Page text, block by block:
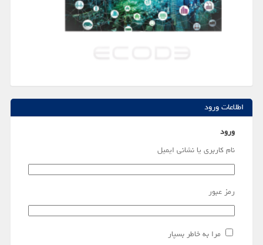
اطلاعات ورود
ورود
نام کاربری یا نشانی ایمیل
رمز عبور
مرا به خاطر بسپار